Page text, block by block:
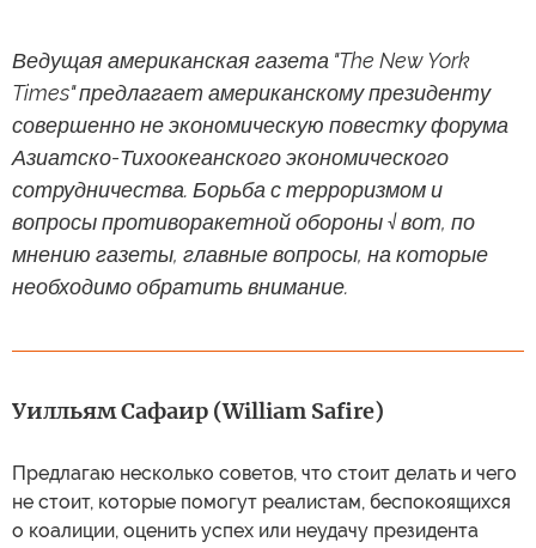
Ведущая американская газета "The New York
Times"предлагает американскому президенту
совершенно не экономическую повестку форума
Азиатско-Тихоокеанского экономического
сотрудничества. Борьба с терроризмом и
вопросы противоракетной обороны √ вот, по
мнению газеты, главные вопросы, на которые
необходимо обратить внимание.
Уилльям Сафаир (William Safire)
Предлагаю несколько советов, что стоит делать и чего
не стоит, которые помогут реалистам, беспокоящихся
о коалиции, оценить успех или неудачу президента